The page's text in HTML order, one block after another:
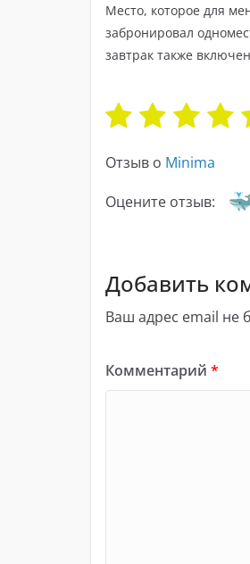
Место, которое для
забронировал
завтрак также
Отзыв о Minima
Оцените отзыв:
Добавить
Ваш адрес email не
Комментарий *